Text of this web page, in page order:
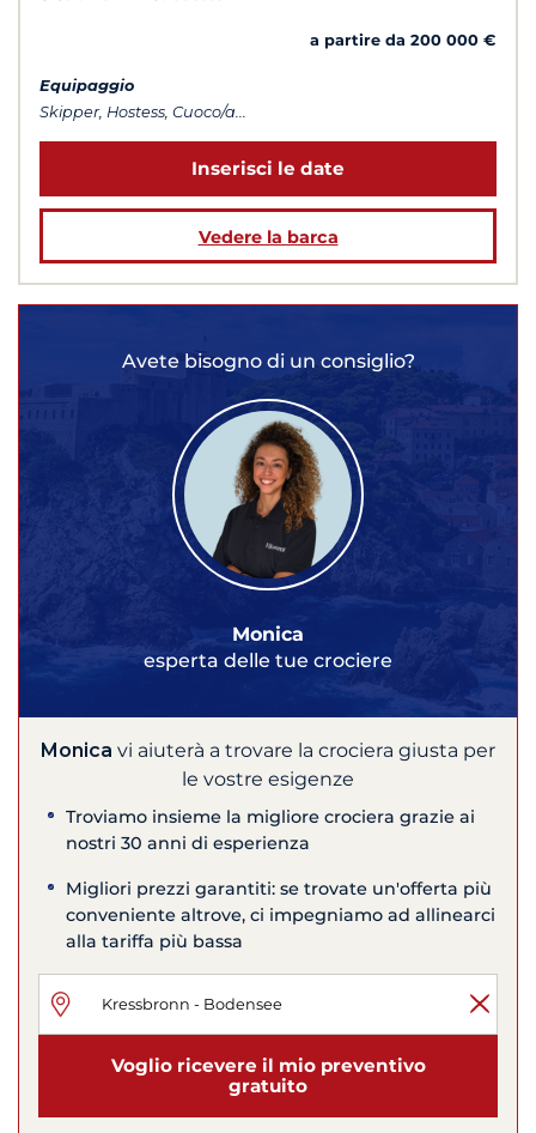
a partire da 200 000 €
Equipaggio
Skipper, Hostess, Cuoco/a...
Inserisci le date
Vedere la barca
Avete bisogno di un consiglio?
Monica
esperta delle tue crociere
Monica vi aiuterà a trovare la crociera giusta per
le vostre esigenze
Troviamo insieme la migliore crociera grazie ai
nostri 30 anni di esperienza
Migliori prezzi garantiti: se trovate un'offerta più
conveniente altrove, ci impegniamo ad allinearci
alla tariffa più bassa
Voglio ricevere il mio preventivo
gratuito